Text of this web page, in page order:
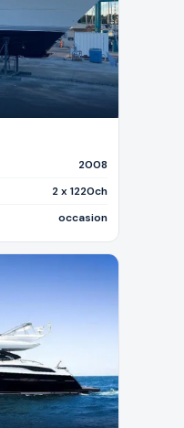
2008
2 x 1220ch
occasion